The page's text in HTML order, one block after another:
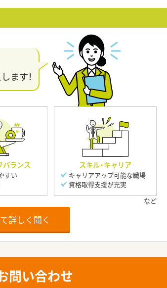
ます！
バランス
すい
スキル・キャリア
キャリアアップ可能な職場
資格取得支援が充実
詳しく聞く
問い合わせ